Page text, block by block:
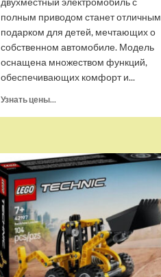
полным приводом станет отличным
подарком для детей, мечтающих о
собственном автомобиле. Модель
оснащена множеством функций,
обеспечивающих комфорт и...
Узнать цены...
RiverToys
K999PX
белый